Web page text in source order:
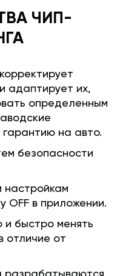
ЧИП-
адаптирует их,
определенным
гарантию на авто.
безопасности
настройкам
OFF в приложении.
и быстро менять
отличие от